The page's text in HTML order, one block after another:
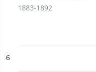
1883-1892
n°
6